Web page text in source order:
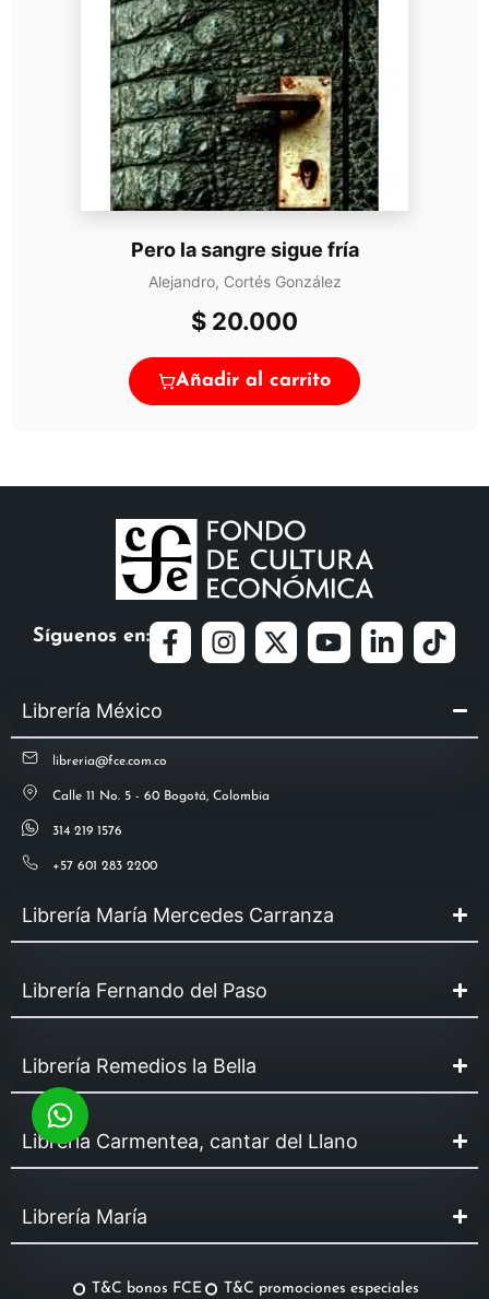
Pero la sangre sigue fría
Alejandro, Cortés González
$ 20.000
Añadir al carrito
Síguenos en:
Librería México
libreria@fce.com.co
Calle 11 No. 5 - 60 Bogotá, Colombia
314 219 1576
+57 601 283 2200
Librería María Mercedes Carranza
Librería Fernando del Paso
Librería Remedios la Bella
Librería Carmentea, cantar del Llano
Librería María
T&C bonos FCE T&C promociones especiales